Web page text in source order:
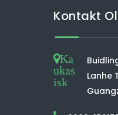
Kontakt
Ka
ukas
isk
Lanhe